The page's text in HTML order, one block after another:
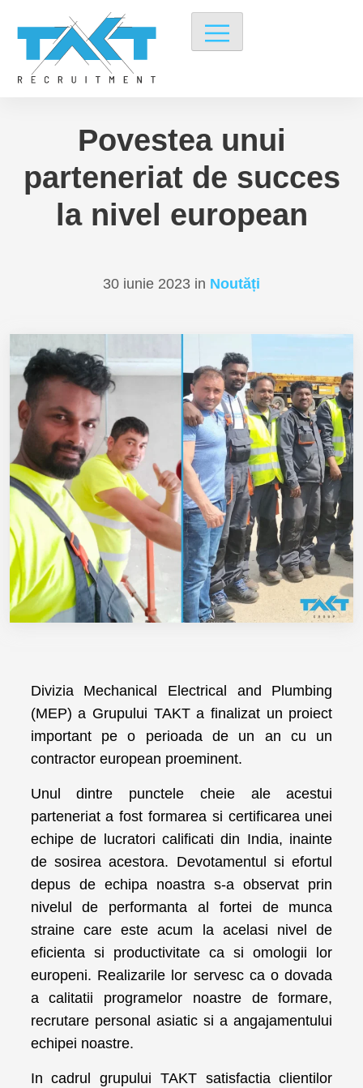
content
Povestea unui
parteneriat de succes
la nivel european
30 iunie 2023 in Noutăți
Divizia Mechanical Electrical and Plumbing
(MEP) a Grupului TAKT a finalizat un proiect
important pe o perioada de un an cu un
contractor european proeminent.
Unul dintre punctele cheie ale acestui
parteneriat a fost formarea si certificarea unei
echipe de lucratori calificati din India, inainte
de sosirea acestora. Devotamentul si efortul
depus de echipa noastra s-a observat prin
nivelul de performanta al fortei de munca
straine care este acum la acelasi nivel de
eficienta si productivitate ca si omologii lor
europeni. Realizarile lor servesc ca o dovada
a calitatii programelor noastre de formare,
recrutare personal asiatic si a angajamentului
echipei noastre.
In cadrul grupului TAKT satisfactia clientilor